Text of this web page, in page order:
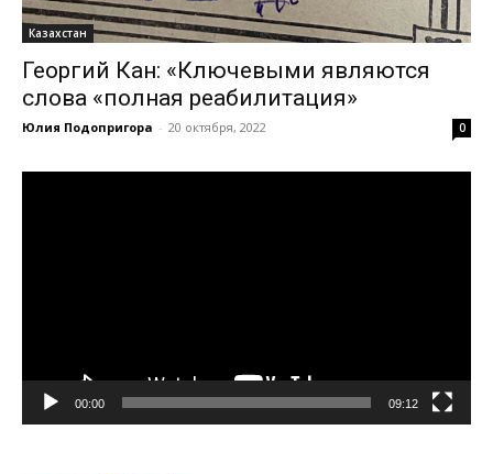
Казахстан
Георгий Кан: «Ключевыми являются
слова «полная реабилитация»
Юлия Подопригора - 20 октября, 2022 0
00:00 09:12